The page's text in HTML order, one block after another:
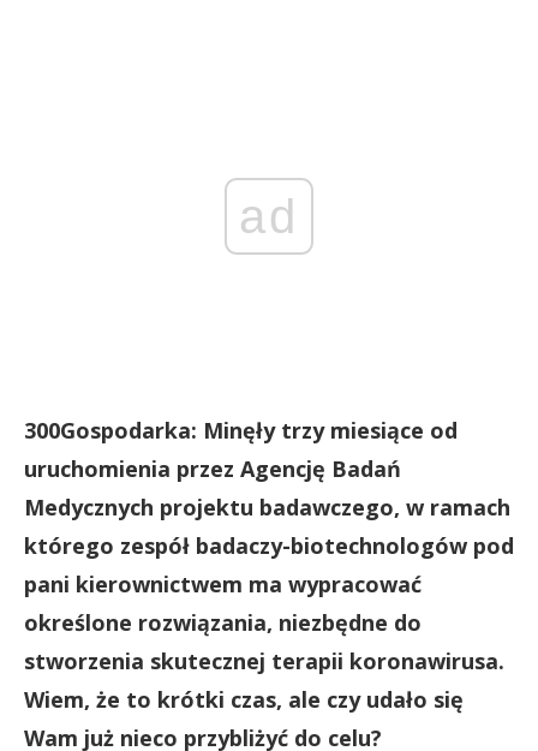
ad
300Gospodarka: Minęły trzy miesiące od
uruchomienia przez Agencję Badań
Medycznych projektu badawczego, w ramach
którego zespół badaczy-biotechnologów pod
pani kierownictwem ma wypracować
określone rozwiązania, niezbędne do
stworzenia skutecznej terapii koronawirusa.
Wiem, że to krótki czas, ale czy udało się
Wam już nieco przybliżyć do celu?